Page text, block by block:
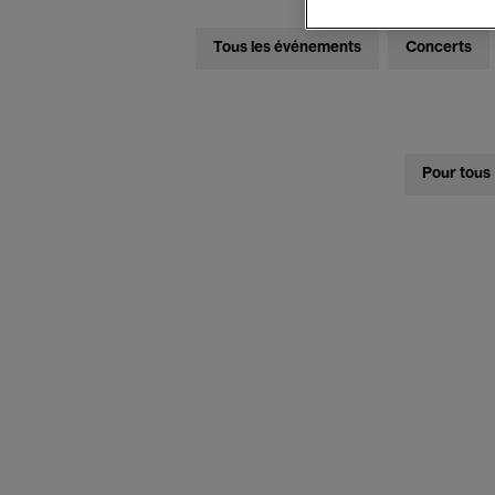
Tous les événements Concerts
Pour tous